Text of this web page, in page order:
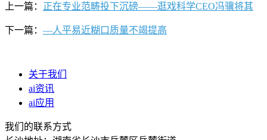
上一篇： 正在专业范畴投下沉磅——逛戏科学CEO冯骥将其
下一篇： —人平易近糊口质量不竭提高
关于我们
ai资讯
ai应用
我们的联系方式